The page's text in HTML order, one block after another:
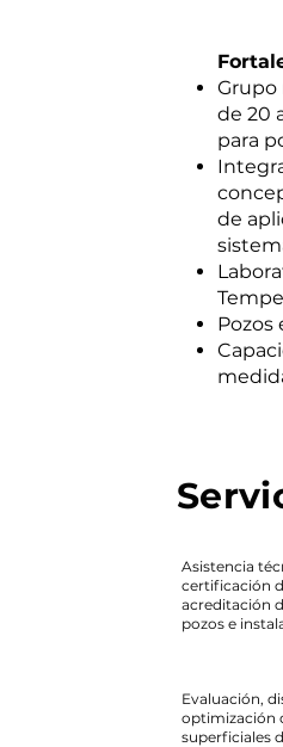
Grupo
de 20
para
de
Pozos
Asistencia
certificación
acreditación
pozos e
Evaluación,
optimización
superficiales